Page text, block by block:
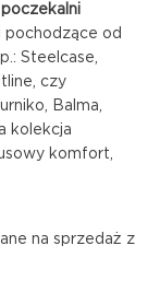
pochodzące od
Steelcase,
czy
Balma,
kolekcja
komfort,
na sprzedaż z